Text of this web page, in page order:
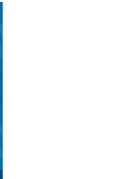
de RH
discurso nas
“Os candidatos no
onde querem
o meu candidato
Digital